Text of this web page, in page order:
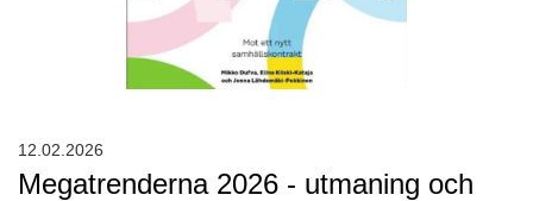
Megatrenderna 2026 - utmaning och
12.02.2026